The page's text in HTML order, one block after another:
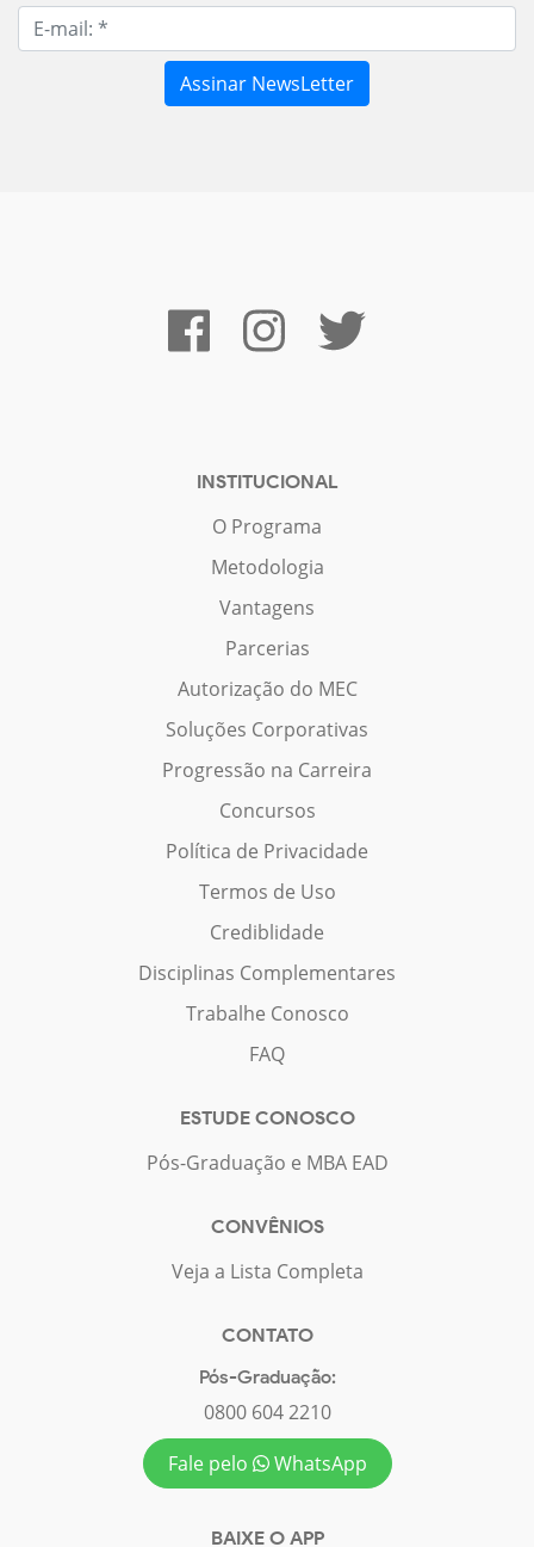
INSTITUCIONAL
O Programa
Metodologia
Vantagens
Parcerias
Autorização do MEC
Soluções Corporativas
Progressão na Carreira
Concursos
Política de Privacidade
Termos de Uso
Crediblidade
Disciplinas Complementares
Trabalhe Conosco
FAQ
ESTUDE CONOSCO
Pós-Graduação e MBA EAD
CONVÊNIOS
Veja a Lista Completa
CONTATO
Pós-Graduação:
0800 604 2210
Fale pelo
WhatsApp
BAIXE O APP